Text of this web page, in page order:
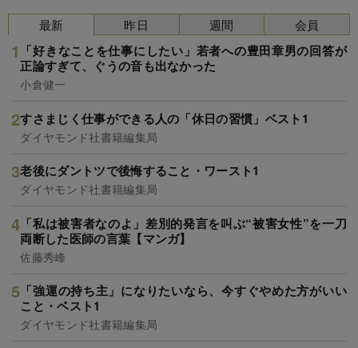
最新
「好きなことを仕事にしたい」若者への豊田章男の回答が
正論すぎて、ぐうの音も出なかった
小倉健一
すさまじく仕事ができる人の「休日の習慣」ベスト1
ダイヤモンド社書籍編集局
老後にダントツで後悔すること・ワースト1
ダイヤモンド社書籍編集局
「私は被害者なのよ」差別的発言を叫ぶ“被害女性”を一刀
両断した医師の言葉【マンガ】
佐藤秀峰
「強運の持ち主」になりたいなら、今すぐやめた方がいい
こと・ベスト1
ダイヤモンド社書籍編集局
昨日 週間 会員